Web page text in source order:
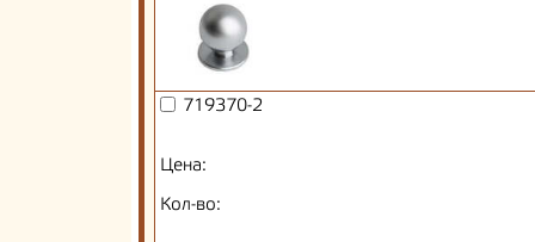
719370-2
Цена:
Кол-во: